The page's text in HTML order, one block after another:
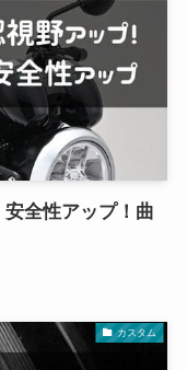
全性アップ！曲
カスタム